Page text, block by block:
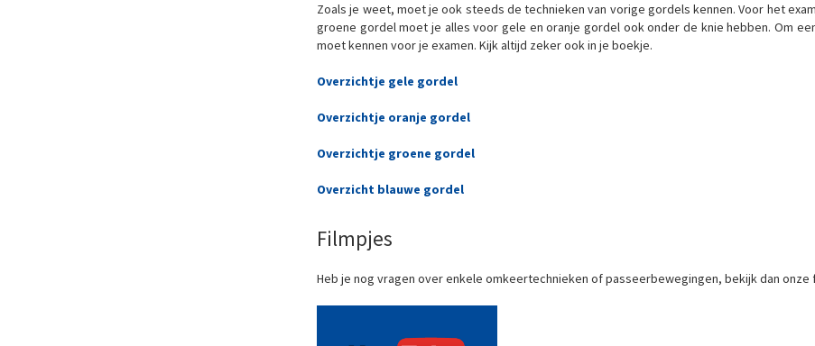
Zoals je weet, moet je ook steeds de technieken van vorige gordels kennen. Voor het
groene gordel moet je alles voor gele en oranje gordel ook onder de knie hebben. Om
moet kennen voor je examen. Kijk altijd zeker ook in je boekje.
Overzichtje gele gordel
Overzichtje oranje gordel
Overzichtje groene gordel
Overzicht blauwe gordel
Filmpjes
Heb je nog vragen over enkele omkeertechnieken of passeerbewegingen, bekijk dan onze